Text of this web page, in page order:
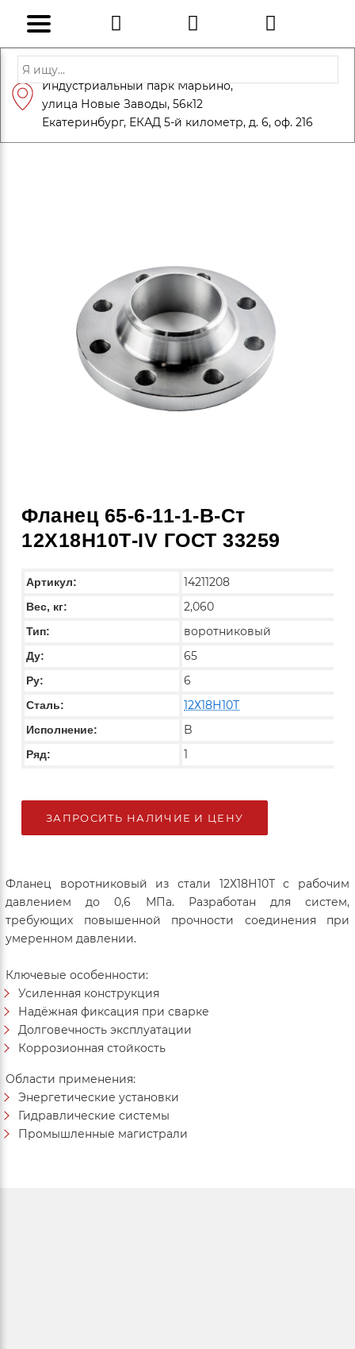
+7 (812) 600-10-15
info@eversteel.ru
Адрес: Санкт-Петербург, Петергоф,
Индустриальный парк Марьино,
улица Новые Заводы, 56к12
Екатеринбург, ЕКАД 5-й километр, д. 6, оф. 216
ЗАКАЗАТЬ ЗВОНОК
Фланец 65-6-11-1-B-Ст
12Х18Н10Т-IV ГОСТ 33259
Артикул: 14211208
Вес, кг: 2,060
Тип: воротниковый
Ду: 65
Ру: 6
Сталь: 12Х18Н10Т
Исполнение: B
Ряд: 1
ЗАПРОСИТЬ НАЛИЧИЕ И ЦЕНУ
Фланец воротниковый из стали 12Х18Н10Т с рабочим
давлением до 0,6 МПа. Разработан для систем,
требующих повышенной прочности соединения при
умеренном давлении.
Ключевые особенности:
Усиленная конструкция
Надёжная фиксация при сварке
Долговечность эксплуатации
Коррозионная стойкость
Области применения:
Энергетические установки
Гидравлические системы
Промышленные магистрали